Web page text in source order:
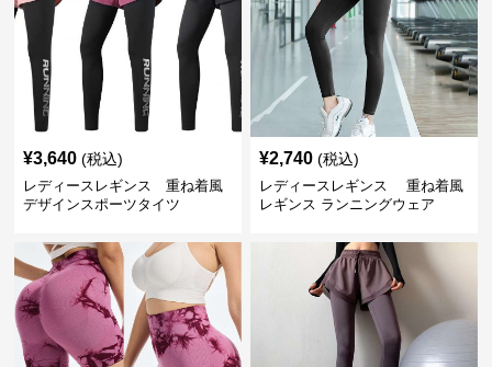
¥3,640 (税込)
レディースレギンス 重ね着風
デザインスポーツタイツ
¥2,740 (税込)
レディースレギンス 重ね着風
レギンス ランニングウェア